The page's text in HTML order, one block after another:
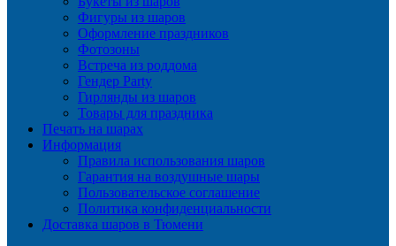
Фигуры из шаров
Оформление праздников
Фотозоны
Встреча из роддома
Гендер Party
Гирлянды из шаров
Товары для праздника
Печать на шарах
Информация
Правила использования шаров
Гарантия на воздушные шары
Пользовательское соглашение
Политика конфиденциальности
Доставка шаров в Тюмени